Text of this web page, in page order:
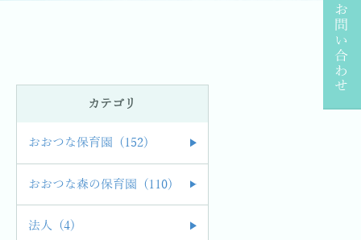
お問い合わせ
カテゴリ
おおつな保育園 (152)
おおつな森の保育園 (110)
法人 (4)